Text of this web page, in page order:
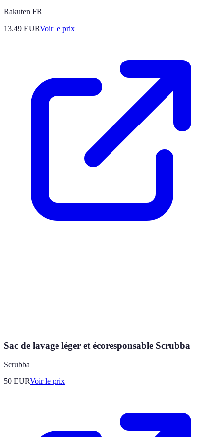
Rakuten FR
13.49 EURVoir le prix
Sac de lavage léger et écoresponsable Scrubba
Scrubba
50 EURVoir le prix